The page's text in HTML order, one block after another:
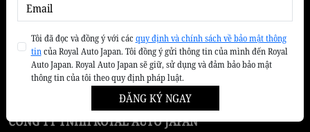
Giới thiệu
Về ROYAL AUTO JAPAN
Tầm nhìn sứ mệnh
CÔNG TY TNHH ROYAL AUTO JAPAN
Tôi đã đọc và đồng ý với các quy định và chính sách về bảo mật thông
tincủa Royal Auto Japan. Tôi đồng ý gửi thông tin của mình đến Royal
Auto Japan. Royal Auto Japan sẽ giữ, sử dụng và đảm bảo bảo mật
thông tin của tôi theo quy định pháp luật.
ĐĂNG KÝ NGAY